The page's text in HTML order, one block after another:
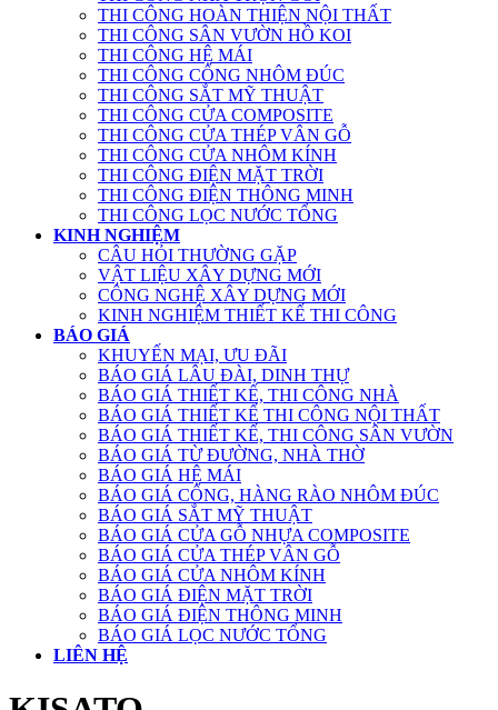
THI CÔNG HOÀN THIỆN NỘI THẤT
THI CÔNG SÂN VƯỜN HỒ KOI
THI CÔNG HỆ MÁI
THI CÔNG CỔNG NHÔM ĐÚC
THI CÔNG SẮT MỸ THUẬT
THI CÔNG CỬA COMPOSITE
THI CÔNG CỬA THÉP VÂN GỖ
THI CÔNG CỬA NHÔM KÍNH
THI CÔNG ĐIỆN MẶT TRỜI
THI CÔNG ĐIỆN THÔNG MINH
THI CÔNG LỌC NƯỚC TỔNG
KINH NGHIỆM
CÂU HỎI THƯỜNG GẶP
VẬT LIỆU XÂY DỰNG MỚI
CÔNG NGHỆ XÂY DỰNG MỚI
KINH NGHIỆM THIẾT KẾ THI CÔNG
BÁO GIÁ
KHUYẾN MẠI, ƯU ĐÃI
BÁO GIÁ LÂU ĐÀI, DINH THỰ
BÁO GIÁ THIẾT KẾ, THI CÔNG NHÀ
BÁO GIÁ THIẾT KẾ THI CÔNG NỘI THẤT
BÁO GIÁ THIẾT KẾ, THI CÔNG SÂN VƯỜN
BÁO GIÁ TỪ ĐƯỜNG, NHÀ THỜ
BÁO GIÁ HỆ MÁI
BÁO GIÁ CỔNG, HÀNG RÀO NHÔM ĐÚC
BÁO GIÁ SẮT MỸ THUẬT
BÁO GIÁ CỬA GỖ NHỰA COMPOSITE
BÁO GIÁ CỬA THÉP VÂN GỖ
BÁO GIÁ CỬA NHÔM KÍNH
BÁO GIÁ ĐIỆN MẶT TRỜI
BÁO GIÁ ĐIỆN THÔNG MINH
BÁO GIÁ LỌC NƯỚC TỔNG
LIÊN HỆ